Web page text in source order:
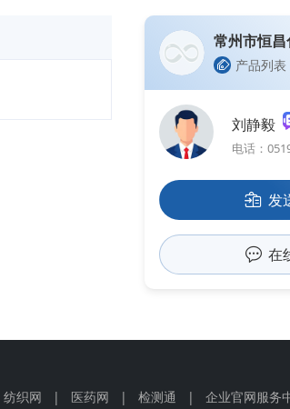
常州市恒
产品列表
刘静毅
电话：
发
在
纺织网 | 医药网 | 检测通 | 企业官网服务